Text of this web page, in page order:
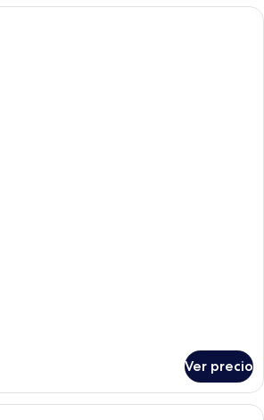
Ver precio